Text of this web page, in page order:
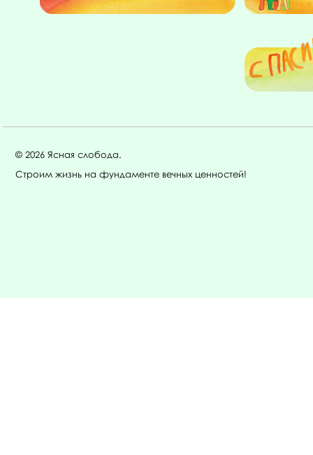
© 2026 Ясная слобода.
Строим жизнь на фундаменте вечных ценностей!